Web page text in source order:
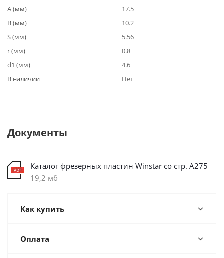
A (мм)
17.5
B (мм)
10.2
S (мм)
5.56
r (мм)
0.8
d1 (мм)
4.6
В наличии
Нет
Документы
Каталог фрезерных пластин Winstar со стр. А275
19,2 мб
Как купить
Оплата